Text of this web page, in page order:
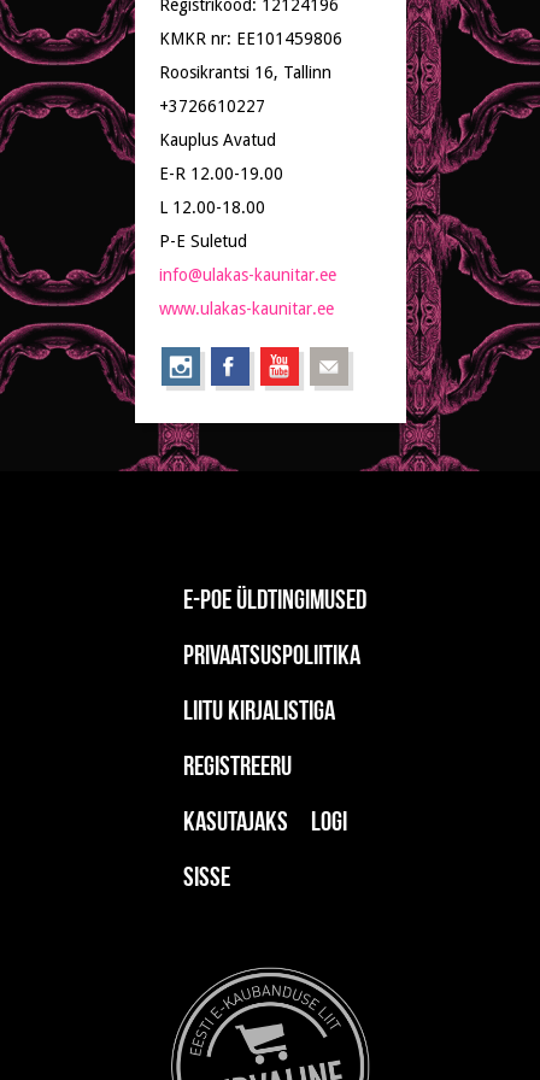
Registrikood: 12124196
KMKR nr: EE101459806
Roosikrantsi 16, Tallinn
+3726610227
Kauplus Avatud
E-R 12.00-19.00
L 12.00-18.00
P-E Suletud
info@ulakas-kaunitar.ee
www.ulakas-kaunitar.ee
E-poe üldtingimused
Privaatsuspoliitika
Liitu kirjalistiga
Registreeru
kasutajaks
Logi
sisse